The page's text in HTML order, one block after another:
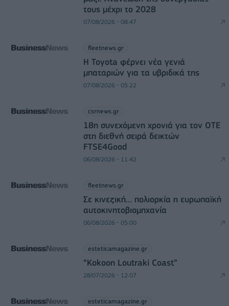
τους μέχρι το 2028
07/08/2026 - 08:47
fleetnews.gr
Η Toyota φέρνει νέα γενιά
μπαταριών για τα υβριδικά της
07/08/2026 - 05:22
csrnews.gr
18η συνεχόμενη χρονιά για τον ΟΤΕ
στη διεθνή σειρά δεικτών
FTSE4Good
06/08/2026 - 11:42
fleetnews.gr
Σε κινεζική… πολιορκία η ευρωπαϊκή
αυτοκινητοβιομηχανία
06/08/2026 - 05:00
esteticamagazine.gr
“Kokoon Loutraki Coast”
28/07/2026 - 12:07
esteticamagazine.gr